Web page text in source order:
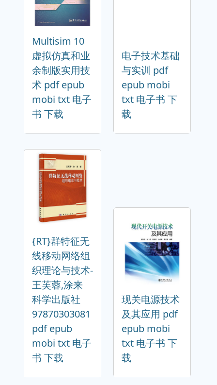
Multisim 10
虚拟仿真和业
余制版实用技
术 pdf epub
mobi txt 电子
书 下载
电子技术基础
与实训 pdf
epub mobi
txt 电子书 下
载
{RT}群特征无
线移动网络组
织理论与技术-
王芙蓉,涂来
科学出版社
97870303081
pdf epub
mobi txt 电子
书 下载
现关电源技术
及其应用 pdf
epub mobi
txt 电子书 下
载